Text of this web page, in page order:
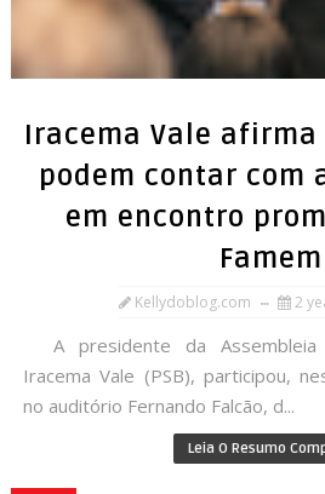
Iracema Vale
podem contar com
em encontro
Famem
Kellydoblog.com 2
A presidente da Assembleia
Iracema Vale (PSB), participou,
no auditório Fernando Falcão, d...
Leia O Resumo